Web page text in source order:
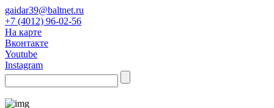
gaidar39@baltnet.ru
+7 (4012) 96-02-56
На карте
Вконтакте
Youtube
Instagram